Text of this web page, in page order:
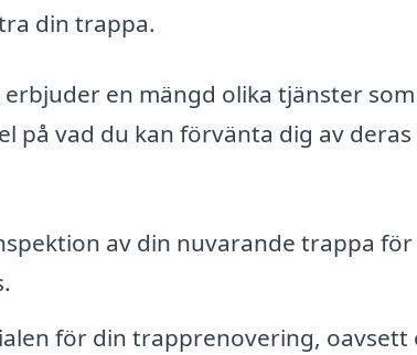
din trappa.
en mängd olika tjänster
på vad du kan förvänta dig av deras
av din nuvarande trappa
för din trapprenovering, oavsett